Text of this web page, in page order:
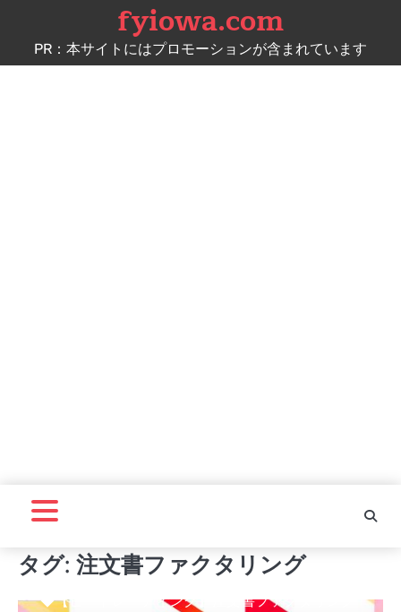
content
fyiowa.com
PR：本サイトにはプロモーションが含まれています
タグ: 注文書ファクタリング
注文書があれば最短翌日資金
化！【ビートレーディング】
bypikakichi2015@gmail.com 2024年4月5日
◆【ビートレーディング】注文書ファクタリング